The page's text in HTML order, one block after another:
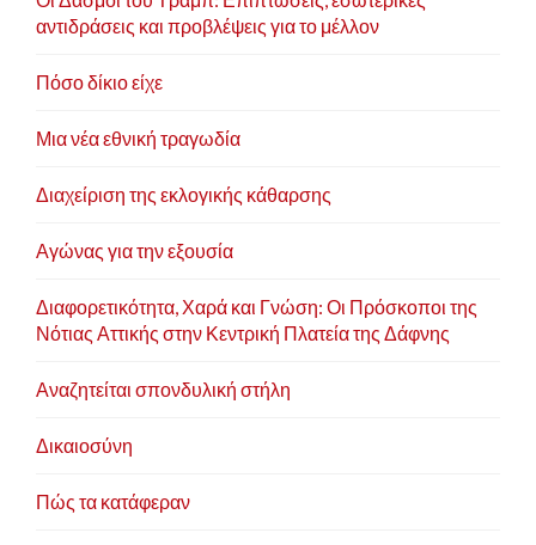
αντιδράσεις και προβλέψεις για το μέλλον
Πόσο δίκιο είχε
Μια νέα εθνική τραγωδία
Διαχείριση της εκλογικής κάθαρσης
Αγώνας για την εξουσία
Διαφορετικότητα, Χαρά και Γνώση: Οι Πρόσκοποι της
Νότιας Αττικής στην Κεντρική Πλατεία της Δάφνης
Αναζητείται σπονδυλική στήλη
Δικαιοσύνη
Πώς τα κατάφεραν